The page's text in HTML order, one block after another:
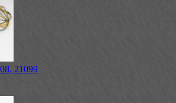
21099